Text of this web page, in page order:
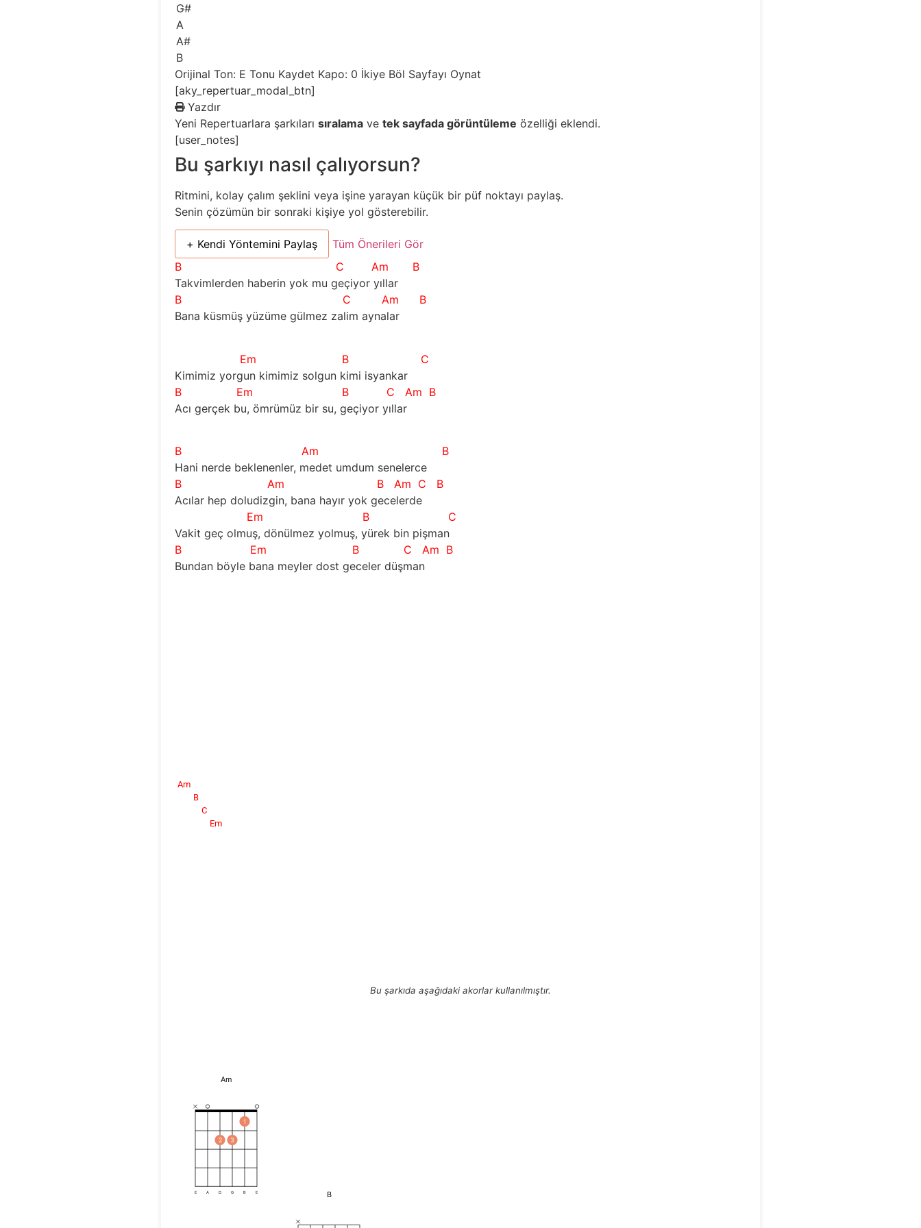
G#
A
A#
B
Orijinal Ton: ETonu Kaydet Kapo: 0 İkiye Böl Sayfayı Oynat
[aky_repertuar_modal_btn]
Yazdır
Yeni Repertuarlara şarkılarısıralama vetek sayfada görüntüleme özelliği eklendi.
[user_notes]
Bu şarkıyı nasıl çalıyorsun?
Ritmini, kolay çalım şeklini veya işine yarayan küçük bir püf noktayı paylaş.
Senin çözümün bir sonraki kişiye yol gösterebilir.
+ Kendi Yöntemini Paylaş
Tüm Önerileri Gör
B
C Am
B
Takvimlerden haberin yok mu geçiyor yıllar
B
C Am
B
Bana küsmüş yüzüme gülmez zalim aynalar
Em B
C
Kimimiz yorgun kimimiz solgun kimi isyankar
B
Em B C Am B
Acı gerçek bu, ömrümüz bir su, geçiyor yıllar
B Am
B
Hani nerde beklenenler, medet umdum senelerce
B
Am B Am C
B
Acılar hep doludizgin, bana hayır yok gecelerde
Em
B
C
Vakit geç olmuş, dönülmez yolmuş, yürek bin pişman
B
Em B C Am B
Bundan böyle bana meyler dost geceler düşman
Am
B
C
Em
Bu şarkıda aşağıdaki akorlar kullanılmıştır.
Am
2 3
1
E A D G B E B